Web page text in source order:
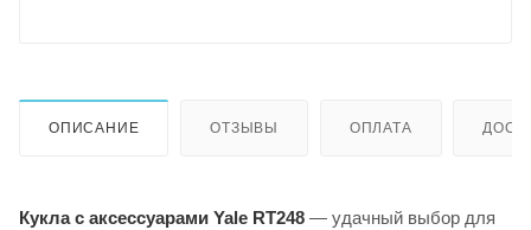
ОПИСАНИЕ ОТЗЫВЫ ОПЛАТА
Кукла с аксессуарами Yale RT248 — удачный выбор для